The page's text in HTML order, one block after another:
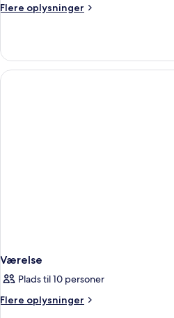
Flere oplysninger
Flere
Værelse
Plads til 10 personer
Flere oplysninger
Flere